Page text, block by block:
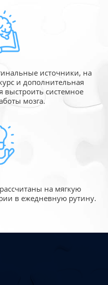
источники, на
и дополнительная
выстроить системное
мозга.
на мягкую
в ежедневную рутину.